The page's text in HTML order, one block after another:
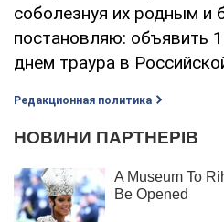
соболезнуя их родным и
постановляю: объявить
днем траура в
Редакционная политика